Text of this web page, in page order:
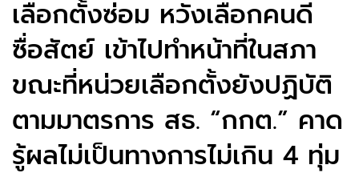
เลือกตั้งซ่อม หวังเลือกคนดี
ซื่อสัตย์ เข้าไปทำหน้าที่ในสภา
ขณะที่หน่วยเลือกตั้งยังปฏิบัติ
ตามมาตรการ สธ. “กกต.” คาด
รู้ผลไม่เป็นทางการไม่เกิน 4 ทุ่ม